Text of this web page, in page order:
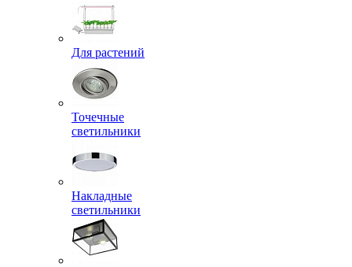
Для растений
Точечные
светильники
Накладные
светильники